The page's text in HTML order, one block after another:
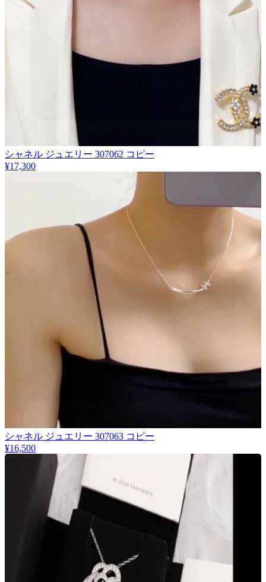
シャネル ジュエリー 307062 コピー
¥17,300
シャネル ジュエリー 307063 コピー
¥16,500